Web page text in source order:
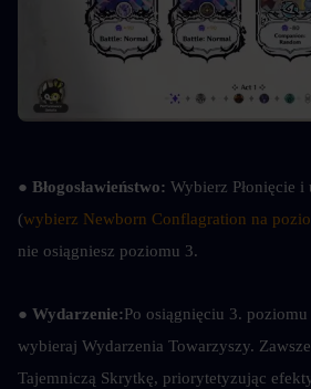
● Błogosławieństwo: Wybierz Płonięcie
(wybierz Newborn Conflagration na
nie osiągniesz poziomu 3.
● Wydarzenie:Po osiągnięciu 3. poziomu
wybieraj Wydarzenia Towarzyszy.
Tajemniczą Skrytkę, priorytetyzując